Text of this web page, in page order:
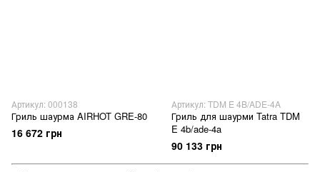
Артикул: 000138
Гриль шаурма AIRHOT GRE-80
16 672 грн
Артикул: TDM E 4B/ADE-4A
Гриль для шаурми Tatra TDM
E 4b/ade-4a
90 133 грн